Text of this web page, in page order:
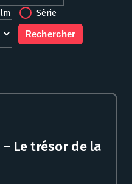
Série
Le trésor de la